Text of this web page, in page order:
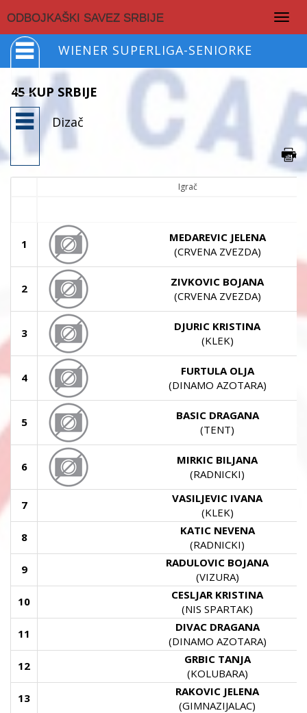
ODBOJKAŠKI SAVEZ SRBIJE
WIENER SUPERLIGA-SENIORKE
45 KUP SRBIJE
Dizač
Igrač
1
MEDAREVIC JELENA
(CRVENA ZVEZDA)
2
ZIVKOVIC BOJANA
(CRVENA ZVEZDA)
3
DJURIC KRISTINA
(KLEK)
4
FURTULA OLJA
(DINAMO AZOTARA)
5
BASIC DRAGANA
(TENT)
6
MIRKIC BILJANA
(RADNICKI)
7
VASILJEVIC IVANA
(KLEK)
8
KATIC NEVENA
(RADNICKI)
9
RADULOVIC BOJANA
(VIZURA)
10
CESLJAR KRISTINA
(NIS SPARTAK)
11
DIVAC DRAGANA
(DINAMO AZOTARA)
12
GRBIC TANJA
(KOLUBARA)
13
RAKOVIC JELENA
(GIMNAZIJALAC)